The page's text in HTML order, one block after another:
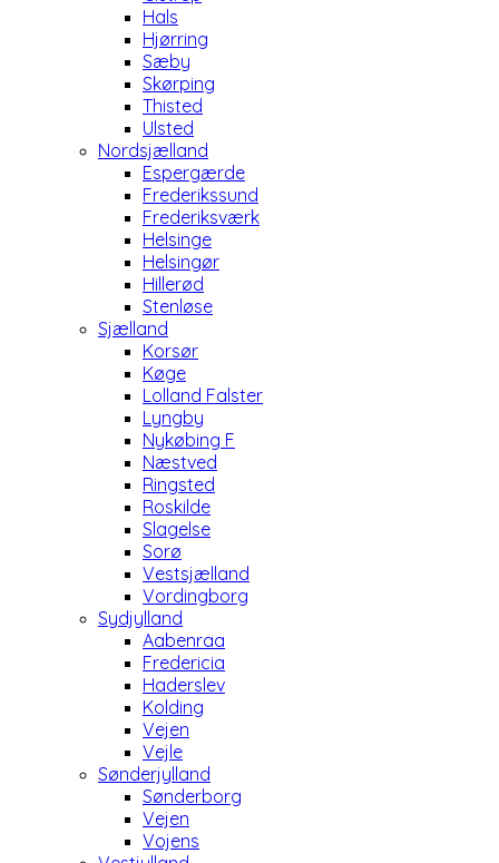
Hals
Hjørring
Sæby
Skørping
Thisted
Ulsted
Nordsjælland
Espergærde
Frederikssund
Frederiksværk
Helsinge
Helsingør
Hillerød
Stenløse
Sjælland
Korsør
Køge
Lolland Falster
Lyngby
Nykøbing F
Næstved
Ringsted
Roskilde
Slagelse
Sorø
Vestsjælland
Vordingborg
Sydjylland
Aabenraa
Fredericia
Haderslev
Kolding
Vejen
Vejle
Sønderjylland
Sønderborg
Vejen
Vojens